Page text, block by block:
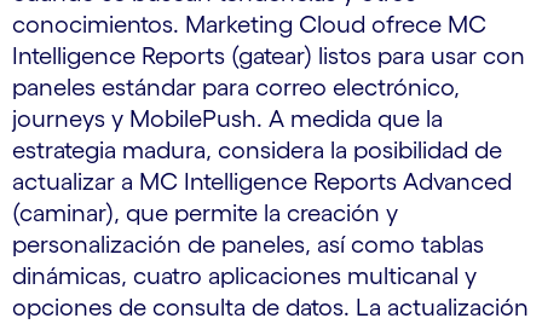
conocimientos. Marketing Cloud ofrece MC
Intelligence Reports (gatear) listos para usar con
paneles estándar para correo electrónico,
journeys y MobilePush. A medida que la
estrategia madura, considera la posibilidad de
actualizar a MC Intelligence Reports Advanced
(caminar), que permite la creación y
personalización de paneles, así como tablas
dinámicas, cuatro aplicaciones multicanal y
opciones de consulta de datos. La actualización